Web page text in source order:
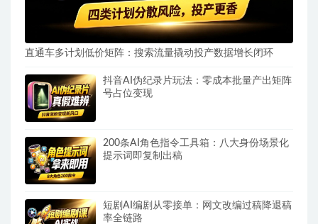
直通车多计划低价矩阵：搜索流量撬动投产数据增长闭环
抖音AI伪纪录片玩法：零成本批量产出矩阵
号占位变现
200条AI角色指令工具箱：八大身份场景化
提示词即复制出稿
短剧AI编剧从零接单：网文改编过稿降退稿
率全链路